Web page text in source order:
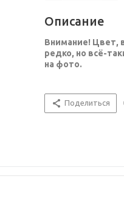
Описание
Внимание! Цвет,
редко, но всё-
на фото.
Поделиться